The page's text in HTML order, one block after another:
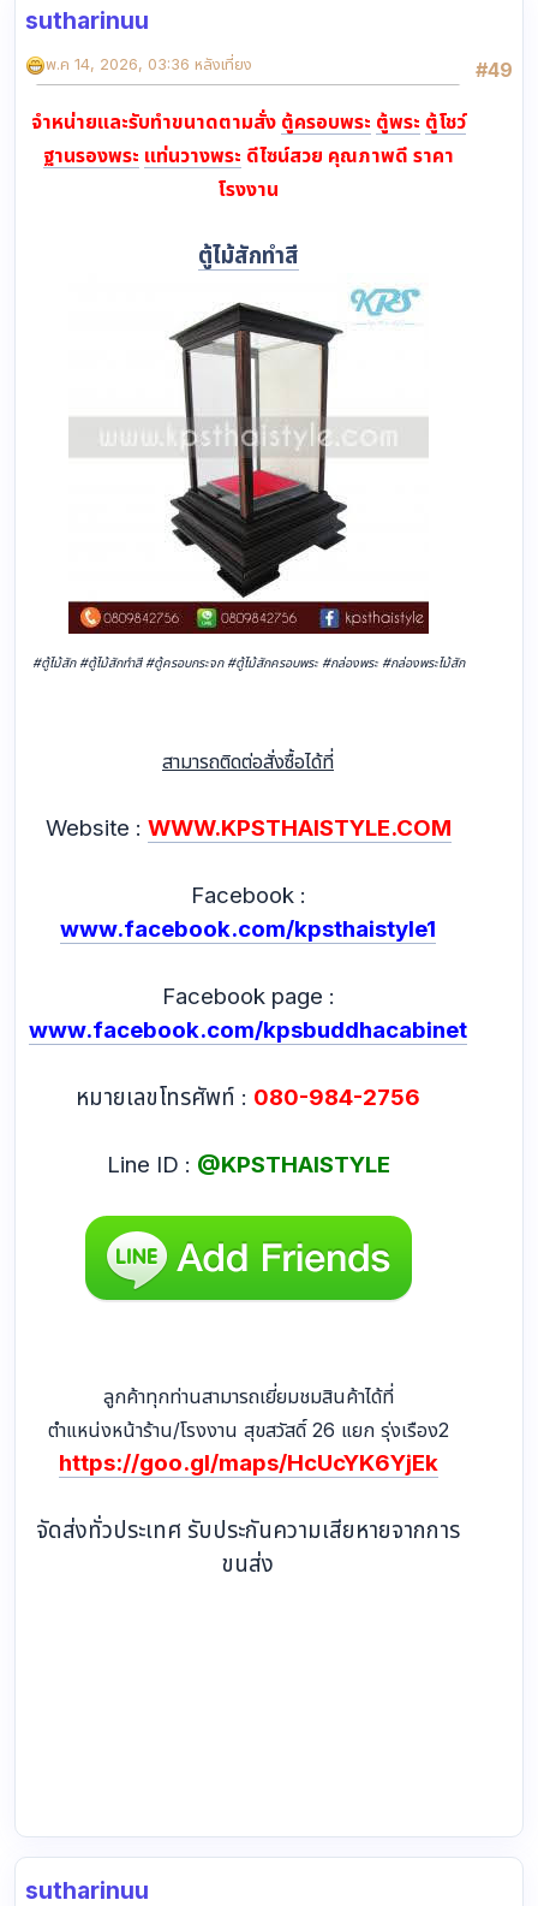
sutharinuu
#49
พ.ค 14, 2026, 03:36 หลังเที่ยง
จำหน่ายและรับทำขนาดตามสั่ง ตู้ครอบพระ ตู้พระ ตู้โชว์
ฐานรองพระ แท่นวางพระ ดีไซน์สวย คุณภาพดี ราคา
โรงงาน
ตู้ไม้สักทำสี
#ตู้ไม้สัก #ตู้ไม้สักทำสี #ตู้ครอบกระจก #ตู้ไม้สักครอบพระ #กล่องพระ #กล่องพระไม้สัก
สามารถติดต่อสั่งซื้อได้ที่
Website : WWW.KPSTHAISTYLE.COM
Facebook :
www.facebook.com/kpsthaistyle1
Facebook page :
www.facebook.com/kpsbuddhacabinet
หมายเลขโทรศัพท์ : 080-984-2756
Line ID : @KPSTHAISTYLE
ลูกค้าทุกท่านสามารถเยี่ยมชมสินค้าได้ที่
ตำแหน่งหน้าร้าน/โรงงาน สุขสวัสดิ์ 26 แยก รุ่งเรือง2
https://goo.gl/maps/HcUcYK6YjEk
จัดส่งทั่วประเทศ รับประกันความเสียหายจากการ
ขนส่ง
sutharinuu